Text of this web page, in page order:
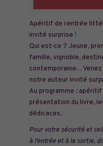
Apéritif de rentrée
invité surprise !
Qui est-ce ? Jeune,
famille, vignoble,
contemporaine…
notre auteur invité
Au programme :
présentation du livre,
dédicaces.
Pour votre sécurité et
à l’entrée et à la sortie,